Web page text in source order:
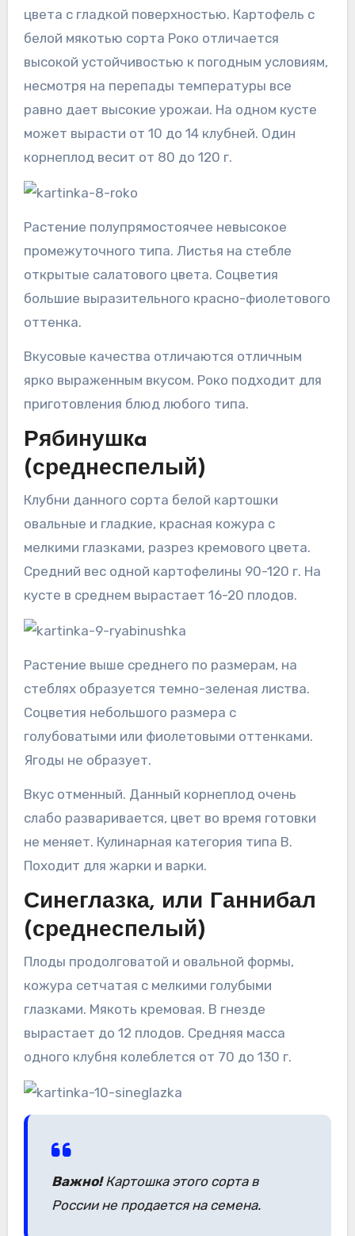
цвета с гладкой поверхностью. Картофель с
белой мякотью сорта Роко отличается
высокой устойчивостью к погодным условиям,
несмотря на перепады температуры все
равно дает высокие урожаи. На одном кусте
может вырасти от 10 до 14 клубней. Один
корнеплод весит от 80 до 120 г.
Растение полупрямостоячее невысокое
промежуточного типа. Листья на стебле
открытые салатового цвета. Соцветия
большие выразительного красно-фиолетового
оттенка.
Вкусовые качества отличаются отличным
ярко выраженным вкусом. Роко подходит для
приготовления блюд любого типа.
Рябинушкa
(среднеспелый)
Клубни данного сорта белой картошки
овальные и гладкие, красная кожура с
мелкими глазками, разрез кремового цвета.
Средний вес одной картофелины 90-120 г. На
кусте в среднем вырастает 16-20 плодов.
Растение выше среднего по размерам, на
стеблях образуется темно-зеленая листва.
Соцветия небольшого размера с
голубоватыми или фиолетовыми оттенками.
Ягоды не образует.
Вкус отменный. Данный корнеплод очень
слабо разваривается, цвет во время готовки
не меняет. Кулинарная категория типа В.
Походит для жарки и варки.
Синеглазка, или Ганнибал
(среднеспелый)
Плоды продолговатой и овальной формы,
кожура сетчатая с мелкими голубыми
глазками. Мякоть кремовая. В гнезде
вырастает до 12 плодов. Средняя масса
одного клубня колеблется от 70 до 130 г.
Важно!Картошка этого сорта в
России не продается на семена.